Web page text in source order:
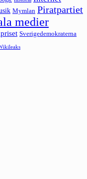
Mymlan Piratpartiet
medier
Sverigedemokraterna